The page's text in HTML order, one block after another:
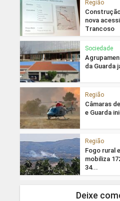
Região
nova
Trancoso
Sociedade
da Guarda
Região
Câmaras
e Guarda
Região
Fogo rural
mobiliza
34...
Deixe